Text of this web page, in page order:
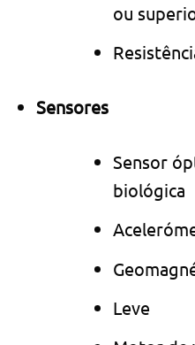
ou
Sensores
Sensor
biológica
Leve